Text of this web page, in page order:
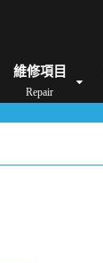
維修項目
Repair
價格 iPad維修/價格